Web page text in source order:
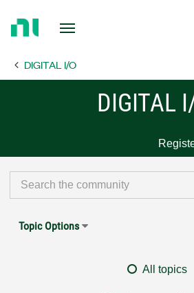
Page DIGITAL I/O
DIGITAL
Topic Options
All topics